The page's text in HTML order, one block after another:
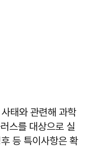
태와 관련해 과학
스를 대상으로 실
등 특이사항은 확